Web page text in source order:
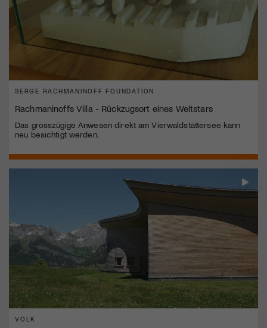
SERGE RACHMANINOFF FOUNDATION
Rachmaninoffs Villa - Rückzugsort eines Weltstars
Das grosszügige Anwesen direkt am Vierwaldstättersee kann
neu besichtigt werden.
VOLK